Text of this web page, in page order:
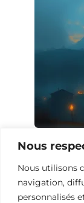
Nous
Nous utilisons
navigation,
personnalisés
10